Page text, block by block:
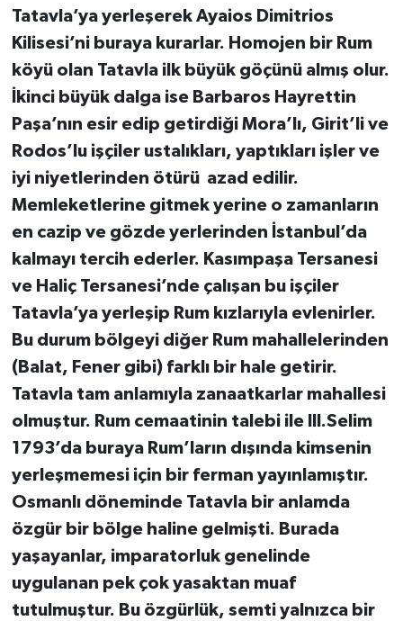
Tatavla’ya yerleşerek Ayaios Dimitrios
Kilisesi’ni buraya kurarlar. Homojen bir Rum
köyü olan Tatavla ilk büyük göçünü almış olur.
İkinci büyük dalga ise Barbaros Hayrettin
Paşa’nın esir edip getirdiği Mora’lı, Girit’li ve
Rodos’lu işçiler ustalıkları, yaptıkları işler ve
iyi niyetlerinden ötürü azad edilir.
Memleketlerine gitmek yerine o zamanların
en cazip ve gözde yerlerinden İstanbul’da
kalmayı tercih ederler. Kasımpaşa Tersanesi
ve Haliç Tersanesi’nde çalışan bu işçiler
Tatavla’ya yerleşip Rum kızlarıyla evlenirler.
Bu durum bölgeyi diğer Rum mahallelerinden
(Balat, Fener gibi) farklı bir hale getirir.
Tatavla tam anlamıyla zanaatkarlar mahallesi
olmuştur. Rum cemaatinin talebi ile III.Selim
1793’da buraya Rum’ların dışında kimsenin
yerleşmemesi için bir ferman yayınlamıştır.
Osmanlı döneminde Tatavla bir anlamda
özgür bir bölge haline gelmişti. Burada
yaşayanlar, imparatorluk genelinde
uygulanan pek çok yasaktan muaf
tutulmuştur. Bu özgürlük, semti yalnızca bir
YAŞAM